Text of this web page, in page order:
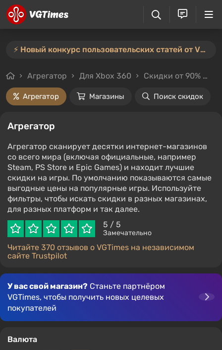
⚡️ Новый конкурс пользовательских статей от VGTimes — участвуйте тут ⚡️
Агрегатор Для Xbox 360 Скидки от 90%
Агрегатор Магазины Поиск скидок
Агрегатор
Агрегатор сканирует десятки интернет-магазинов
со всего мира (включая официальные, например
Steam, PS Store и Epic Games) и находит лучшие
скидки на игры. По умолчанию показываются самые
выгодные цены на популярные игры. Используйте
фильтры, чтобы искать скидки в разных магазинах,
для разных платформ и так далее.
5 / 5
Замечательно
Читайте 370 отзывов о VGTimes на независимом
сайте Trustpilot
У вас свой магазин? Станьте партнёром
VGTimes, чтобы получить новых целевых
покупателей
Валюта